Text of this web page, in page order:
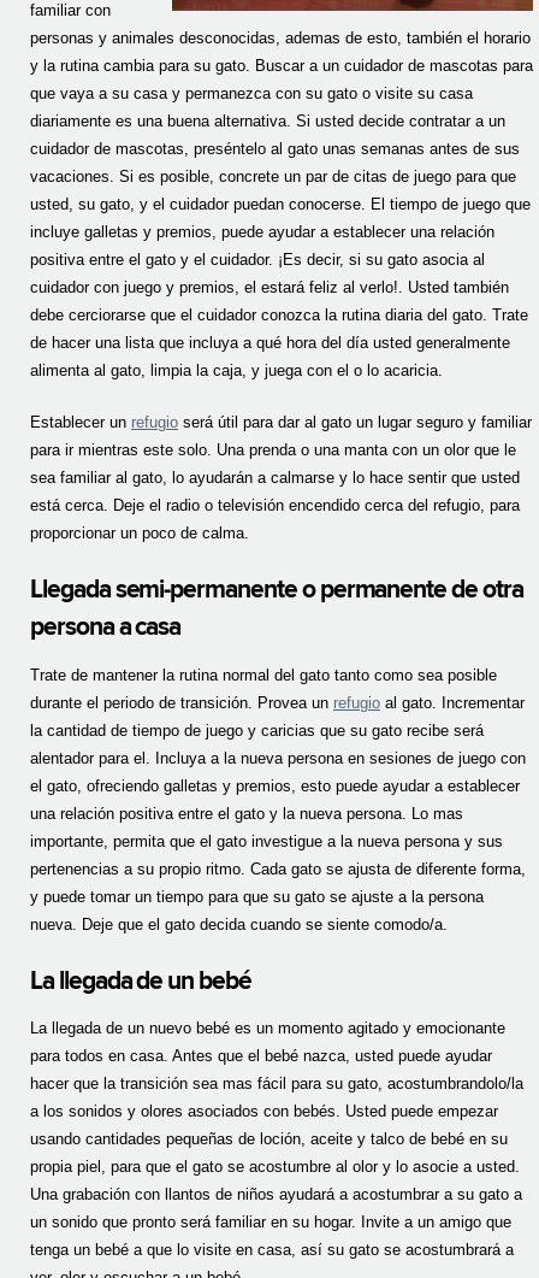
familiar con
personas y animales desconocidas, ademas de esto, también el horario
y la rutina cambia para su gato. Buscar a un cuidador de mascotas para
que vaya a su casa y permanezca con su gato o visite su casa
diariamente es una buena alternativa. Si usted decide contratar a un
cuidador de mascotas, preséntelo al gato unas semanas antes de sus
vacaciones. Si es posible, concrete un par de citas de juego para que
usted, su gato, y el cuidador puedan conocerse. El tiempo de juego que
incluye galletas y premios, puede ayudar a establecer una relación
positiva entre el gato y el cuidador. ¡Es decir, si su gato asocia al
cuidador con juego y premios, el estará feliz al verlo!. Usted también
debe cerciorarse que el cuidador conozca la rutina diaria del gato. Trate
de hacer una lista que incluya a qué hora del día usted generalmente
alimenta al gato, limpia la caja, y juega con el o lo acaricia.
Establecer un refugio será útil para dar al gato un lugar seguro y familiar
para ir mientras este solo. Una prenda o una manta con un olor que le
sea familiar al gato, lo ayudarán a calmarse y lo hace sentir que usted
está cerca. Deje el radio o televisión encendido cerca del refugio, para
proporcionar un poco de calma.
Llegada semi-permanente o permanente de otra
persona a casa
Trate de mantener la rutina normal del gato tanto como sea posible
durante el periodo de transición. Provea un refugio al gato. Incrementar
la cantidad de tiempo de juego y caricias que su gato recibe será
alentador para el. Incluya a la nueva persona en sesiones de juego con
el gato, ofreciendo galletas y premios, esto puede ayudar a establecer
una relación positiva entre el gato y la nueva persona. Lo mas
importante, permita que el gato investigue a la nueva persona y sus
pertenencias a su propio ritmo. Cada gato se ajusta de diferente forma,
y puede tomar un tiempo para que su gato se ajuste a la persona
nueva. Deje que el gato decida cuando se siente comodo/a.
La llegada de un bebé
La llegada de un nuevo bebé es un momento agitado y emocionante
para todos en casa. Antes que el bebé nazca, usted puede ayudar
hacer que la transición sea mas fácil para su gato, acostumbrandolo/la
a los sonidos y olores asociados con bebés. Usted puede empezar
usando cantidades pequeñas de loción, aceite y talco de bebé en su
propia piel, para que el gato se acostumbre al olor y lo asocie a usted.
Una grabación con llantos de niños ayudará a acostumbrar a su gato a
un sonido que pronto será familiar en su hogar. Invite a un amigo que
tenga un bebé a que lo visite en casa, así su gato se acostumbrará a